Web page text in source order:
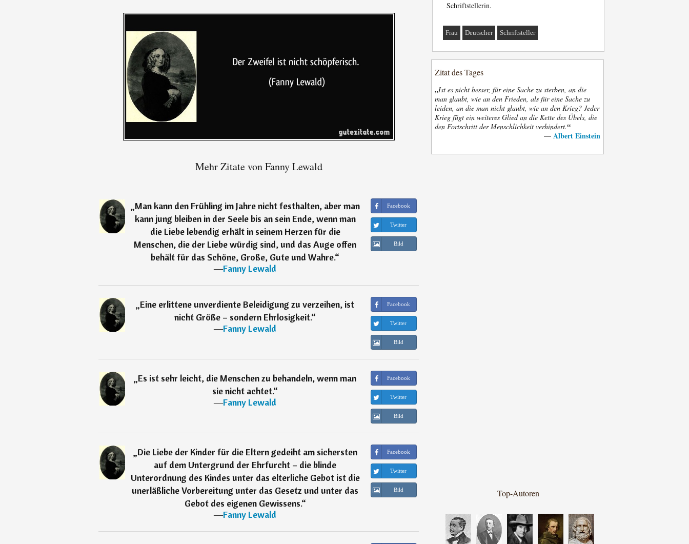
Mehr Zitate von Fanny Lewald
„Man kann den Frühling im Jahre nicht festhalten, aber man
kann jung bleiben in der Seele bis an sein Ende, wenn man
die Liebe lebendig erhält in seinem Herzen für die
Menschen, die der Liebe würdig sind, und das Auge offen
behält für das Schöne, Große, Gute und Wahre.“
―Fanny Lewald
Facebook
Twitter
Bild
„Eine erlittene unverdiente Beleidigung zu verzeihen, ist
nicht Größe – sondern Ehrlosigkeit.“
―Fanny Lewald
Facebook
Twitter
Bild
„Es ist sehr leicht, die Menschen zu behandeln, wenn man
sie nicht achtet.“
―Fanny Lewald
Facebook
Twitter
Bild
„Die Liebe der Kinder für die Eltern gedeiht am sichersten
auf dem Untergrund der Ehrfurcht – die blinde
Unterordnung des Kindes unter das elterliche Gebot ist die
unerläßliche Vorbereitung unter das Gesetz und unter das
Gebot des eigenen Gewissens.“
―Fanny Lewald
Facebook
Twitter
Bild
Schriftstellerin.
Frau Deutscher Schriftsteller
Zitat des Tages
„Ist es nicht besser, für eine Sache zu sterben, an die
man glaubt, wie an den Frieden, als für eine Sache zu
leiden, an die man nicht glaubt, wie an den Krieg? Jeder
Krieg fügt ein weiteres Glied an die Kette des Übels, die
den Fortschritt der Menschlichkeit verhindert.“
— Albert Einstein
Top-Autoren